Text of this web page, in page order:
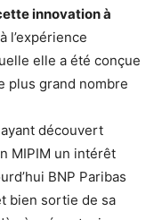
innovation à
l’expérience
elle a été conçue
plus grand nombre
découvert
MIPIM un intérêt
BNP Paribas
bien sortie de sa